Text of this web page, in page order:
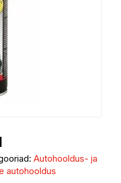
Autohooldus- ja
autohooldus